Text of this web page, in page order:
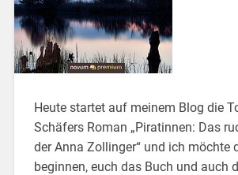
Heute startet auf meinem Blog die
Schäfers Roman „Piratinnen: Das
der Anna Zollinger“ und ich möchte
beginnen, euch das Buch und auch